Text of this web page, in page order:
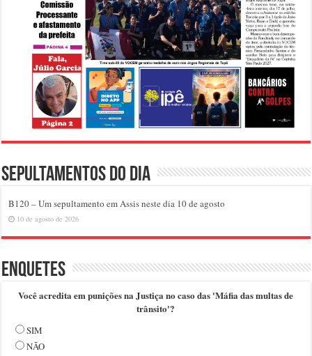
Sepultamentos do dia
B120 – Um sepultamento em Assis neste dia 10 de agosto
10 de agosto de 2026
Enquetes
Você acredita em punições na Justiça no caso das 'Máfia das multas de
trânsito'?
SIM
NÃO